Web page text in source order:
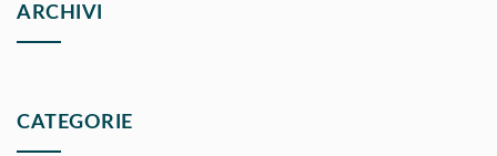
ARCHIVI
CATEGORIE